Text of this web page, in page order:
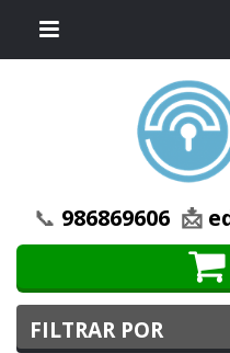
📞 986869606 📩
Menú
FILTRAR POR